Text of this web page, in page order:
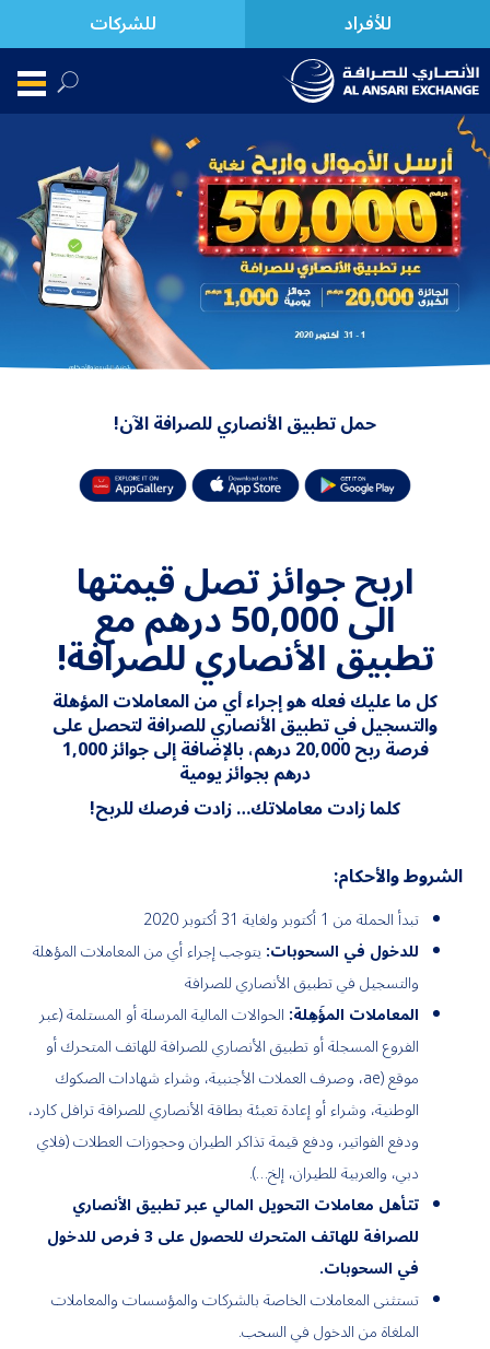
للأفراد للشركات
حمل تطبيق الأنصاري للصرافة الآن!
اربح جوائز تصل قيمتها
الى 50,000 درهم مع
تطبيق الأنصاري للصرافة!
كل ما عليك فعله هو إجراء أي من المعاملات المؤهلة
والتسجيل في تطبيق الأنصاري للصرافة لتحصل على
فرصة ربح 20,000 درهم، بالإضافة إلى جوائز 1,000
درهم بجوائز يومية
كلما زادت معاملاتك… زادت فرصك للربح!
الشروط والأحكام:
تبدأ الحملة من 1 أكتوبر ولغاية 31
أكتوبر 2020
للدخول في السحوبات:يتوجب إجراء أي من المعاملات المؤهلة
والتسجيل في تطبيق الأنصاري للصرافة
المعاملات المؤَهِلة: الحوالات المالية المرسلة أو المستلمة (عبر
الفروع المسجلة أو تطبيق الأنصاري للصرافة للهاتف المتحرك أو
موقع (ae، وصرف العملات الأجنبية، وشراء شهادات الصكوك
الوطنية، وشراء أو إعادة تعبئة بطاقة الأنصاري للصرافة ترافل كارد،
ودفع الفواتير، ودفع قيمة تذاكر الطيران وحجوزات العطلات (فلاي
دبي، والعربية للطيران، إلخ…).
تتأهل معاملات التحويل المالي عبر تطبيق الأنصاري
للصرافة للهاتف المتحرك للحصول على 3 فرص للدخول
في السحوبات.
تستثنى المعاملات الخاصة بالشركات والمؤسسات والمعاملات
الملغاة من الدخول في السحب.